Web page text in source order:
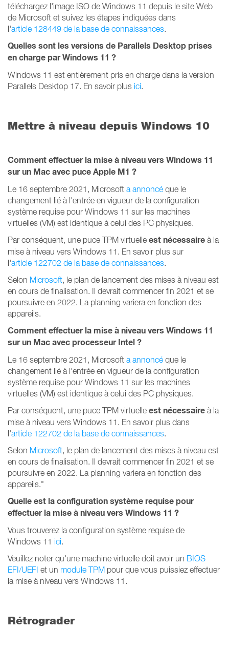
téléchargez l'image ISO de Windows 11 depuis le site Web
de Microsoft et suivez les étapes indiquées dans
l'article 128449 de la base de connaissances.
Quelles sont les versions de Parallels Desktop prises
en charge par Windows 11 ?
Windows 11 est entièrement pris en charge dans la version
Parallels Desktop 17. En savoir plus ici.
Mettre à niveau depuis Windows 10
Comment effectuer la mise à niveau vers Windows 11
sur un Mac avec puce Apple M1 ?
Le 16 septembre 2021, Microsoft a annoncé que le
changement lié à l'entrée en vigueur de la configuration
système requise pour Windows 11 sur les machines
virtuelles (VM) est identique à celui des PC physiques.
Par conséquent, une puce TPM virtuelle est nécessaire à la
mise à niveau vers Windows 11. En savoir plus sur
l'article 122702 de la base de connaissances.
Selon Microsoft, le plan de lancement des mises à niveau est
en cours de finalisation. Il devrait commencer fin 2021 et se
poursuivre en 2022. La planning variera en fonction des
appareils.
Comment effectuer la mise à niveau vers Windows 11
sur un Mac avec processeur Intel ?
Le 16 septembre 2021, Microsoft a annoncé que le
changement lié à l'entrée en vigueur de la configuration
système requise pour Windows 11 sur les machines
virtuelles (VM) est identique à celui des PC physiques.
Par conséquent, une puce TPM virtuelle est nécessaire à la
mise à niveau vers Windows 11. En savoir plus dans
l'article 122702 de la base de connaissances.
Selon Microsoft, le plan de lancement des mises à niveau est
en cours de finalisation. Il devrait commencer fin 2021 et se
poursuivre en 2022. La planning variera en fonction des
appareils."
Quelle est la configuration système requise pour
effectuer la mise à niveau vers Windows 11 ?
Vous trouverez la configuration système requise de
Windows 11 ici.
Veuillez noter qu'une machine virtuelle doit avoir un BIOS
EFI/UEFI et un module TPM pour que vous puissiez effectuer
la mise à niveau vers Windows 11.
Rétrograder